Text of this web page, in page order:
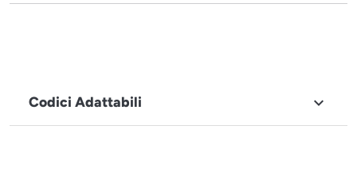
Codici Adattabili 